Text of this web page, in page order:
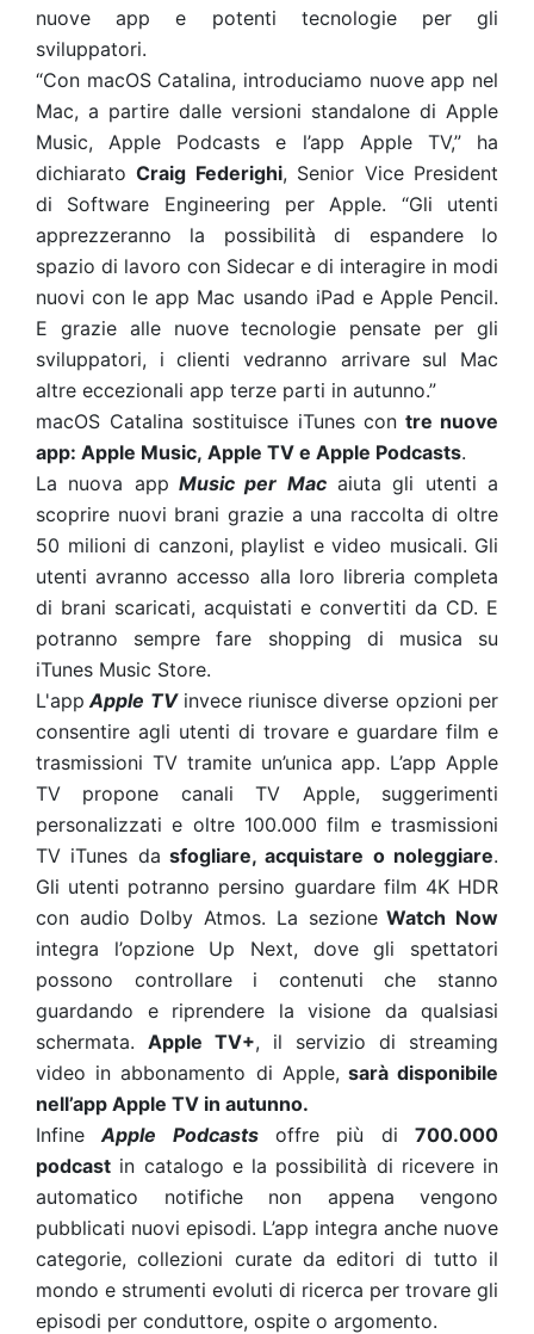
nuove app e potenti tecnologie per gli
sviluppatori.
“Con macOS Catalina, introduciamo nuove app nel
Mac, a partire dalle versioni standalone di Apple
Music, Apple Podcasts e l’app Apple TV,” ha
dichiaratoCraig Federighi, Senior Vice President
di Software Engineering per Apple. “Gli utenti
apprezzeranno la possibilità di espandere lo
spazio di lavoro con Sidecar e di interagire in modi
nuovi con le app Mac usando iPad e Apple Pencil.
E grazie alle nuove tecnologie pensate per gli
sviluppatori, i clienti vedranno arrivare sul Mac
altre eccezionali app terze parti in autunno.”
macOS Catalina sostituisce iTunes con tre nuove
app: Apple Music, Apple TV e Apple Podcasts.
La nuova app Music per Macaiuta gli utenti a
scoprire nuovi brani grazie a una raccolta di oltre
50 milioni di canzoni, playlist e video musicali. Gli
utenti avranno accesso alla loro libreria completa
di brani scaricati, acquistati e convertiti da CD. E
potranno sempre fare shopping di musica su
iTunes Music Store.
L'app Apple TVinvece riunisce diverse opzioni per
consentire agli utenti di trovare e guardare film e
trasmissioni TV tramite un’unica app. L’app Apple
TV propone canali TV Apple, suggerimenti
personalizzati e oltre 100.000 film e trasmissioni
TV iTunes da sfogliare, acquistare o noleggiare.
Gli utenti potranno persino guardare film 4K HDR
con audio Dolby Atmos. La sezioneWatch Now
integra l’opzione Up Next, dove gli spettatori
possono controllare i contenuti che stanno
guardando e riprendere la visione da qualsiasi
schermata. Apple TV+, il servizio di streaming
video in abbonamento di Apple, sarà disponibile
nell’app Apple TV in autunno.
Infine
Apple Podcasts offre più di700.000
podcast in catalogo e la possibilità di ricevere in
automatico notifiche non appena vengono
pubblicati nuovi episodi. L’app integra anche nuove
categorie, collezioni curate da editori di tutto il
mondo e strumenti evoluti di ricerca per trovare gli
episodi per conduttore, ospite o argomento.